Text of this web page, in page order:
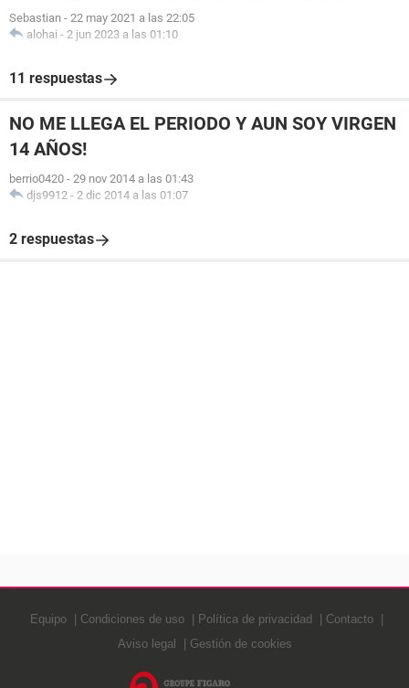
Sebastian - 22 may 2021 a las 22:05
alohai - 2 jun 2023 a las 01:10
11 respuestas
NO ME LLEGA EL PERIODO Y AUN SOY VIRGEN
14 AÑOS!
berrio0420 - 29 nov 2014 a las 01:43
djs9912 - 2 dic 2014 a las 01:07
2 respuestas
Equipo Condiciones de uso Política de privacidad
Contacto
Aviso legal
Gestión de cookies